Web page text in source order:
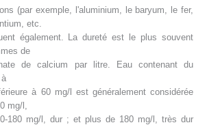
(par exemple, l'aluminium, le baryum, le fer,
etc.
également. La dureté est le plus souvent
de
de calcium par litre. Eau contenant du
à 60 mg/l est généralement considérée
mg/l,
180 mg/l, dur ; et plus de 180 mg/l, très dur